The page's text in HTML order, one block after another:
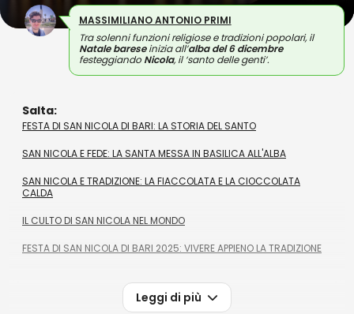
MASSIMILIANO ANTONIO PRIMI
Tra solenni funzioni religiose e tradizioni popolari, il
Natale bareseinizia all’alba del 6 dicembre
festeggiando Nicola, il ‘santo delle genti’.
Salta:
FESTA DI SAN NICOLA DI BARI: LA STORIA DEL SANTO
SAN NICOLA E FEDE: LA SANTA MESSA IN BASILICA ALL'ALBA
SAN NICOLA E TRADIZIONE: LA FIACCOLATA E LA CIOCCOLATA
CALDA
IL CULTO DI SAN NICOLA NEL MONDO
FESTA DI SAN NICOLA DI BARI 2025: VIVERE APPIENO LA TRADIZIONE
Leggi di più